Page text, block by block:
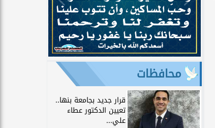
محافظات
قرار جديد بجامعة بنها..
تعيين الدكتور عطاء
علي...